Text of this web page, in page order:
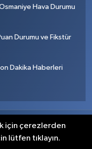
Hava Durumu
Durumu ve Fikstür
Dakika Haberleri
için çerezlerden
lütfen tıklayın.